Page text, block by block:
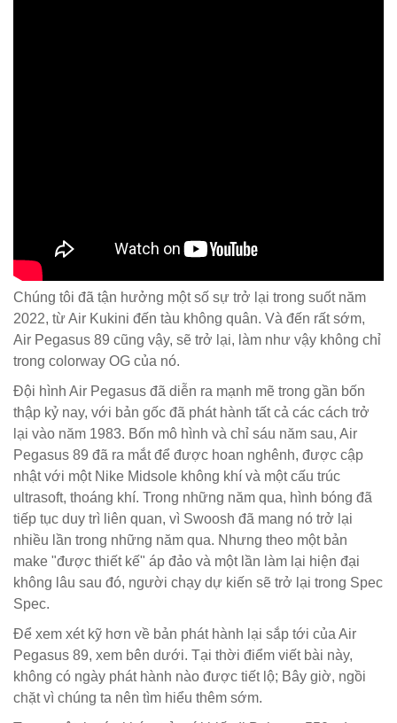
Chúng tôi đã tận hưởng một số sự trở lại trong suốt năm
2022, từ Air Kukini đến tàu không quân. Và đến rất sớm,
Air Pegasus 89 cũng vậy, sẽ trở lại, làm như vậy không chỉ
trong colorway OG của nó.
Đội hình Air Pegasus đã diễn ra mạnh mẽ trong gần bốn
thập kỷ nay, với bản gốc đã phát hành tất cả các cách trở
lại vào năm 1983. Bốn mô hình và chỉ sáu năm sau, Air
Pegasus 89 đã ra mắt để được hoan nghênh, được cập
nhật với một Nike Midsole không khí và một cấu trúc
ultrasoft, thoáng khí. Trong những năm qua, hình bóng đã
tiếp tục duy trì liên quan, vì Swoosh đã mang nó trở lại
nhiều lần trong những năm qua. Nhưng theo một bản
make "được thiết kế" áp đảo và một lần làm lại hiện đại
không lâu sau đó, người chạy dự kiến sẽ trở lại trong Spec
Spec.
Để xem xét kỹ hơn về bản phát hành lại sắp tới của Air
Pegasus 89, xem bên dưới. Tại thời điểm viết bài này,
không có ngày phát hành nào được tiết lộ; Bây giờ, ngồi
chặt vì chúng ta nên tìm hiểu thêm sớm.